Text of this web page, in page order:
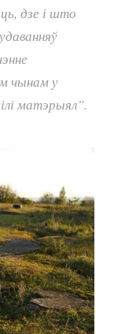
дзе і што
чынам у
матэрыял”.